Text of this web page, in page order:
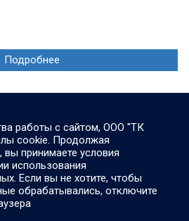
Подробнее
работы с сайтом, ООО "ТК
cookie. Продолжая
вы принимаете условия
использования
Если вы не хотите, чтобы
обрабатывались, отключите